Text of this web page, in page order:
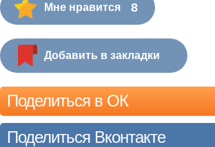
Мне нравится 8
Добавить в закладки
Поделиться в ОК
Поделиться Вконтакте